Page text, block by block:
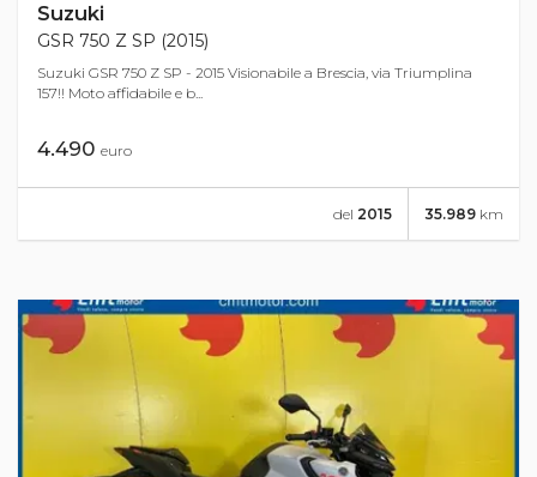
Suzuki
GSR 750 Z SP (2015)
Suzuki GSR 750 Z SP - 2015 Visionabile a Brescia, via Triumplina
157!! Moto affidabile e b...
4.490 euro
35.989 km
del 2015